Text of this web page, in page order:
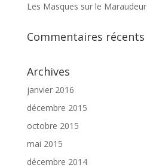
Les Masques sur le Maraudeur
Commentaires récents
Archives
janvier 2016
décembre 2015
octobre 2015
mai 2015
décembre 2014